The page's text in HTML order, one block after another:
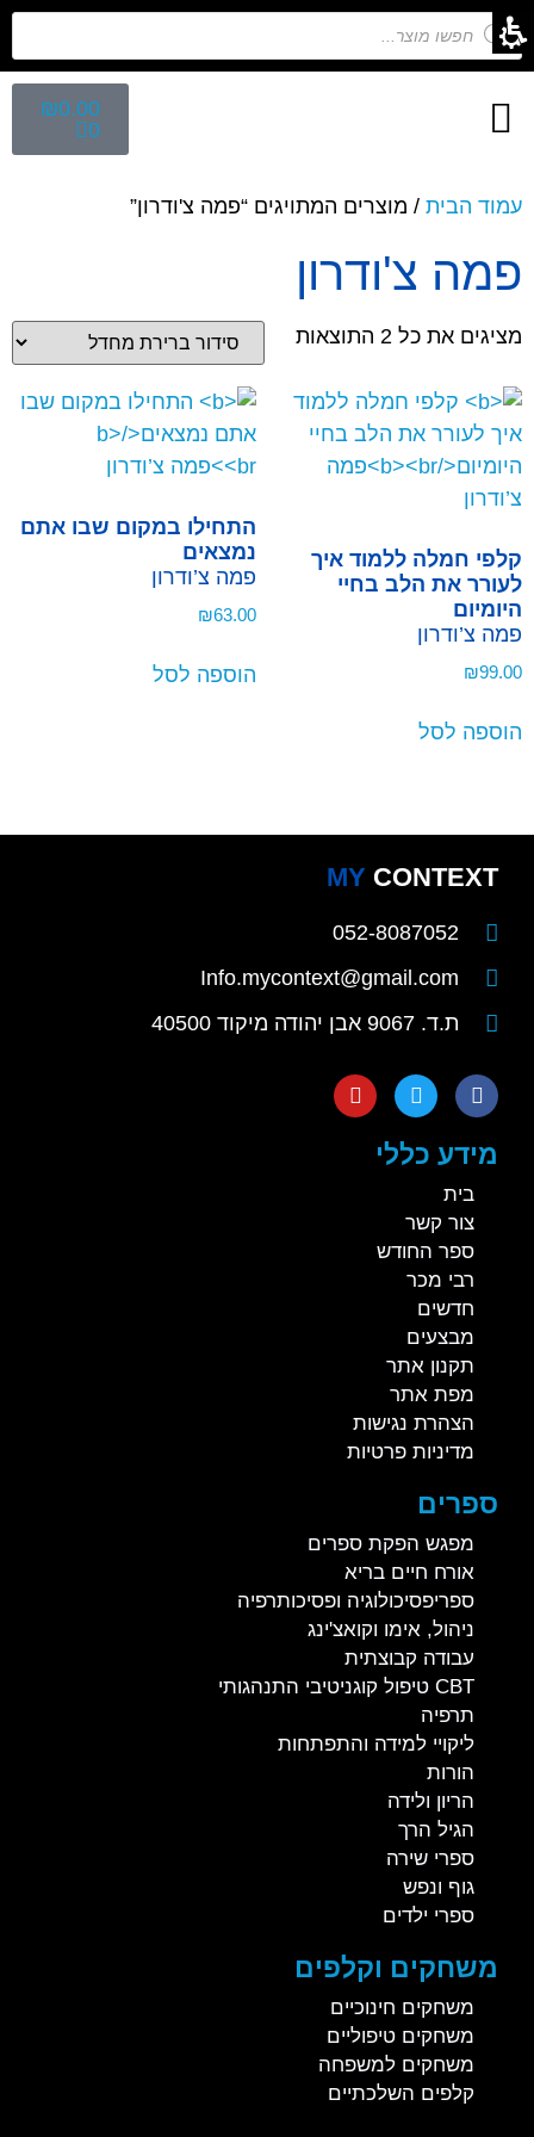
₪0.00
0
עמוד הבית / מוצרים המתויגים “פמה צ'ודרון”
פמה צ'ודרון
מציגים את כל ⁦2⁩ התוצאות
קלפי חמלה ללמוד איך
לעורר את הלב בחיי
היומיום
פמה צ’ודרון
₪99.00
הוספה לסל
התחילו במקום שבו אתם
נמצאים
פמה צ’ודרון
₪63.00
הוספה לסל
CONTEXT
MY
052-8087052
Info.mycontext@gmail.com
ת.ד. 9067 אבן יהודה מיקוד 40500
מידע כללי
בית
צור קשר
ספר החודש
רבי מכר
חדשים
מבצעים
תקנון אתר
מפת אתר
הצהרת נגישות
מדיניות פרטיות
ספרים
מפגש הפקת ספרים
אורח חיים בריא
ספריפסיכולוגיה ופסיכותרפיה
ניהול, אימו וקואצ'ינג
עבודה קבוצתית
CBT טיפול קוגניטיבי התנהגותי
תרפיה
ליקויי למידה והתפתחות
הורות
הריון ולידה
הגיל הרך
ספרי שירה
גוף ונפש
ספרי ילדים
משחקים וקלפים
משחקים חינוכיים
משחקים טיפוליים
משחקים למשפחה
קלפים השלכתיים